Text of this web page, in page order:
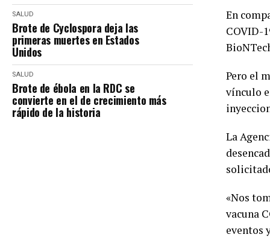
SALUD
Brote de Cyclospora deja las
primeras muertes en Estados
Unidos
SALUD
Brote de ébola en la RDC se
convierte en el de crecimiento más
rápido de la historia
En
COVID-
Pero el
vínculo
La
«Nos
vacuna
eventos